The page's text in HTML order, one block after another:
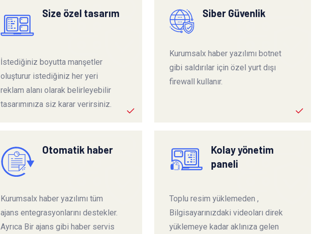
Size özel tasarım
İstediğiniz boyutta manşetler
oluşturur istediğiniz her yeri
reklam alanı olarak belirleyebilir
tasarımınıza siz karar verirsiniz.
Siber Güvenlik
Kurumsalx haber yazılımı botnet
gibi saldırılar için özel yurt dışı
firewall kullanır.
Otomatik haber
Kurumsalx haber yazılımı tüm
ajans entegrasyonlarını destekler.
Ayrıca Bir ajans gibi haber servis
Kolay yönetim
paneli
Toplu resim yüklemeden ,
Bilgisayarınızdaki videoları direk
yüklemeye kadar aklınıza gelen